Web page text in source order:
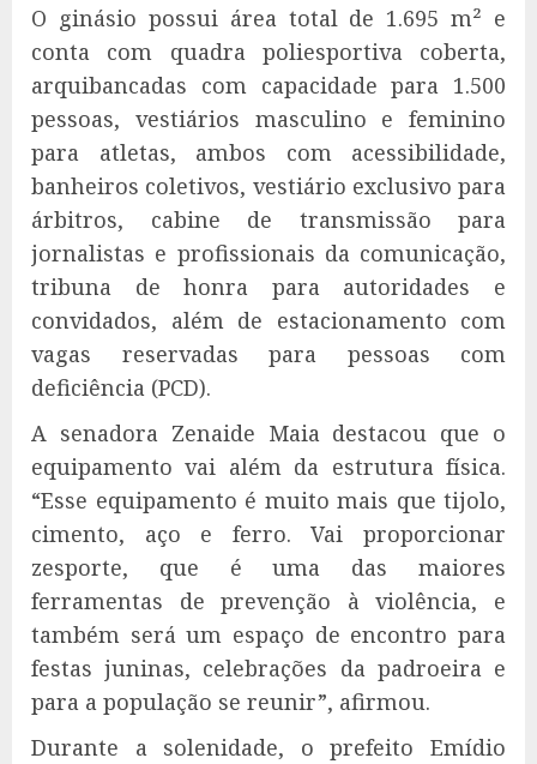
O ginásio possui área total de 1.695 m² e
conta com quadra poliesportiva coberta,
arquibancadas com capacidade para 1.500
pessoas, vestiários masculino e feminino
para atletas, ambos com acessibilidade,
banheiros coletivos, vestiário exclusivo para
árbitros, cabine de transmissão para
jornalistas e profissionais da comunicação,
tribuna de honra para autoridades e
convidados, além de estacionamento com
vagas reservadas para pessoas com
deficiência (PCD).
A senadora Zenaide Maia destacou que o
equipamento vai além da estrutura física.
“Esse equipamento é muito mais que tijolo,
cimento, aço e ferro. Vai proporcionar
zesporte, que é uma das maiores
ferramentas de prevenção à violência, e
também será um espaço de encontro para
festas juninas, celebrações da padroeira e
para a população se reunir”, afirmou.
Durante a solenidade, o prefeito Emídio